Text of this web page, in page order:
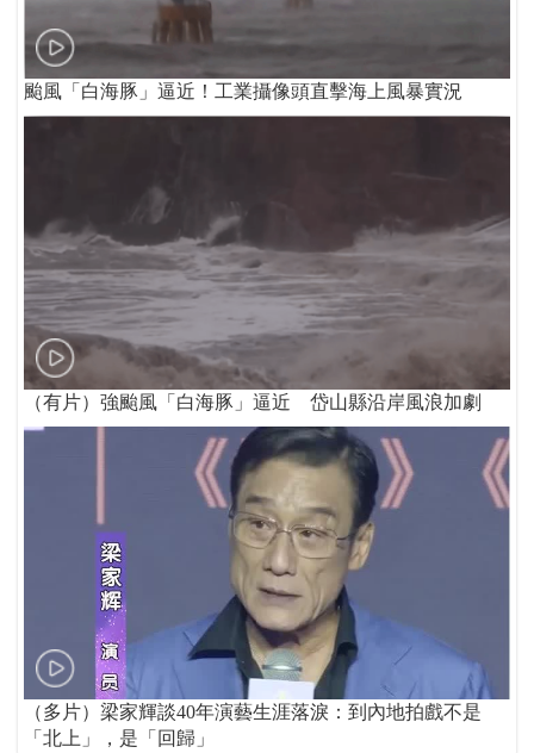
颱風「白海豚」逼近！工業攝像頭直擊海上風暴實況
（有片）強颱風「白海豚」逼近 岱山縣沿岸風浪加劇
（多片）梁家輝談40年演藝生涯落淚：到內地拍戲不是
「北上」，是「回歸」